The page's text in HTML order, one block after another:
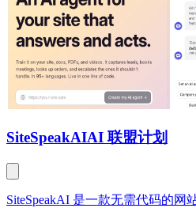
SiteSpeakAIAI 联盟计划
SiteSpeakAI 是一款无需代码的网